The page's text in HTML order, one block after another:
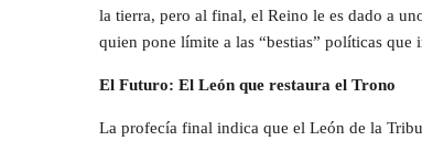
la tierra, pero al final, el Reino le es dado a
quien pone límite a las “bestias” políticas que
El Futuro: El León que restaura el Trono
La profecía final indica que el León de la